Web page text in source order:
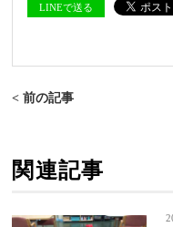
LINEで送る
< 前の記事
関連記事